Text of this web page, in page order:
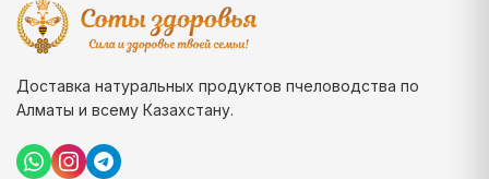
Доставка натуральных продуктов пчеловодства по
Алматы и всему Казахстану.